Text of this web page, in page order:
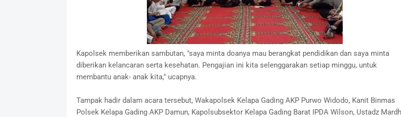
Kapolsek memberikan sambutan, "saya minta doanya mau berangkat pendidikan dan saya minta
diberikan kelancaran serta kesehatan. Pengajian ini kita selenggarakan setiap minggu, untuk
membantu anak- anak kita," ucapnya.
Tampak hadir dalam acara tersebut, Wakapolsek Kelapa Gading AKP Purwo Widodo, Kanit Binmas
Polsek Kelapa Gading AKP Damun, Kapolsubsektor Kelapa Gading Barat IPDA Wilson, Ustadz